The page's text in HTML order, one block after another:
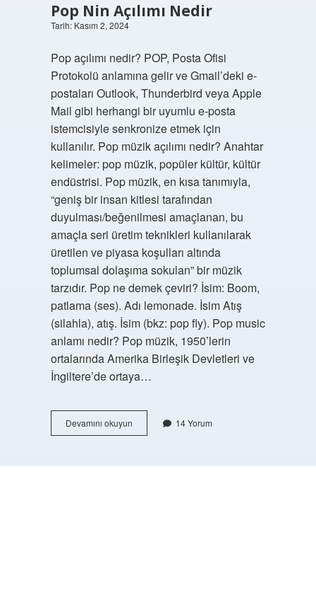
Pop Nin Açılımı Nedir
Tarih: Kasım 2, 2024
Pop açılımı nedir? POP, Posta Ofisi
Protokolü anlamına gelir ve Gmail’deki e-
postaları Outlook, Thunderbird veya Apple
Mail gibi herhangi bir uyumlu e-posta
istemcisiyle senkronize etmek için
kullanılır. Pop müzik açılımı nedir? Anahtar
kelimeler: pop müzik, popüler kültür, kültür
endüstrisi. Pop müzik, en kısa tanımıyla,
“geniş bir insan kitlesi tarafından
duyulması/beğenilmesi amaçlanan, bu
amaçla seri üretim teknikleri kullanılarak
üretilen ve piyasa koşulları altında
toplumsal dolaşıma sokulan” bir müzik
tarzıdır. Pop ne demek çeviri? İsim: Boom,
patlama (ses). Adı lemonade. İsim Atış
(silahla), atış. İsim (bkz: pop fly). Pop music
anlamı nedir? Pop müzik, 1950’lerin
ortalarında Amerika Birleşik Devletleri ve
İngiltere’de ortaya…
Devamını okuyunPop
Nin
14 Yorum